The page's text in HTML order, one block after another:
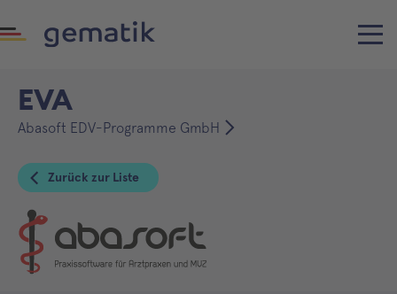
EVA
Abasoft EDV-Programme GmbH
Zurück zur Liste